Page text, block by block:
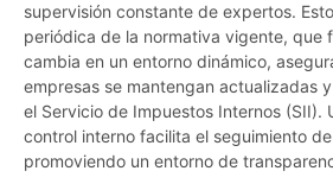
supervisión constante de expertos.
periódica de la normativa vigente, que
cambia en un entorno dinámico,
empresas se mantengan actualizadas
el Servicio de Impuestos Internos (SII).
control interno facilita el seguimiento
promoviendo un entorno de